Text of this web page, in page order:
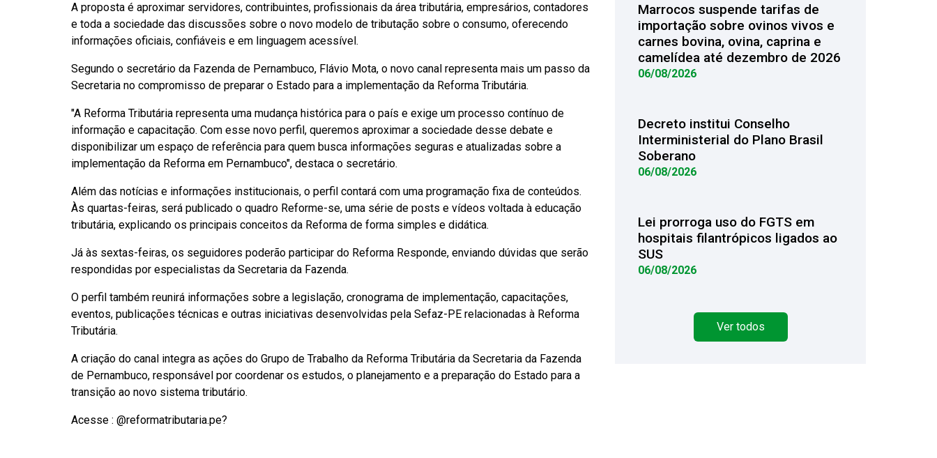
A proposta é aproximar servidores, contribuintes, profissionais da área tributária, empresários, contadores
e toda a sociedade das discussões sobre o novo modelo de tributação sobre o consumo, oferecendo
informações oficiais, confiáveis e em linguagem acessível.
Segundo o secretário da Fazenda de Pernambuco, Flávio Mota, o novo canal representa mais um passo da
Secretaria no compromisso de preparar o Estado para a implementação da Reforma Tributária.
"A Reforma Tributária representa uma mudança histórica para o país e exige um processo contínuo de
informação e capacitação. Com esse novo perfil, queremos aproximar a sociedade desse debate e
disponibilizar um espaço de referência para quem busca informações seguras e atualizadas sobre a
implementação da Reforma em Pernambuco", destaca o secretário.
Além das notícias e informações institucionais, o perfil contará com uma programação fixa de conteúdos.
Às quartas-feiras, será publicado o quadro Reforme-se, uma série de posts e vídeos voltada à educação
tributária, explicando os principais conceitos da Reforma de forma simples e didática.
Já às sextas-feiras, os seguidores poderão participar do Reforma Responde, enviando dúvidas que serão
respondidas por especialistas da Secretaria da Fazenda.
O perfil também reunirá informações sobre a legislação, cronograma de implementação, capacitações,
eventos, publicações técnicas e outras iniciativas desenvolvidas pela Sefaz-PE relacionadas à Reforma
Tributária.
A criação do canal integra as ações do Grupo de Trabalho da Reforma Tributária da Secretaria da Fazenda
de Pernambuco, responsável por coordenar os estudos, o planejamento e a preparação do Estado para a
transição ao novo sistema tributário.
Acesse : @reformatributaria.pe?
Marrocos suspende tarifas de
importação sobre ovinos vivos e
carnes bovina, ovina, caprina e
camelídea até dezembro de 2026
06/08/2026
Decreto institui Conselho
Interministerial do Plano Brasil
Soberano
06/08/2026
Lei prorroga uso do FGTS em
hospitais filantrópicos ligados ao
SUS
06/08/2026
Ver todos